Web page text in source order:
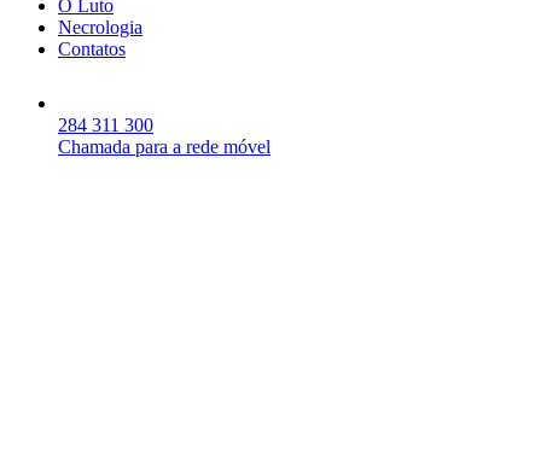
O Luto
Necrologia
Contatos
284 311 300
Chamada para a rede móvel